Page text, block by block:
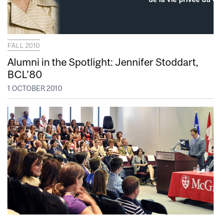
FALL 2010
Alumni in the Spotlight: Jennifer Stoddart,
BCL’80
1 OCTOBER 2010